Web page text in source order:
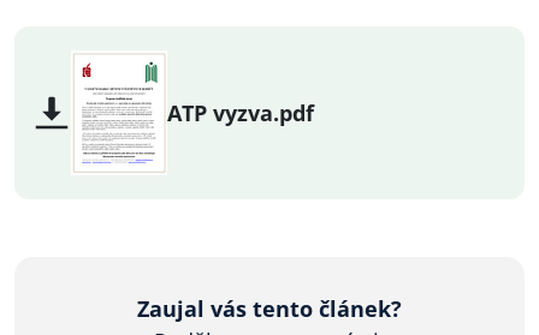
ATP vyzva.pdf
Zaujal vás tento článek?